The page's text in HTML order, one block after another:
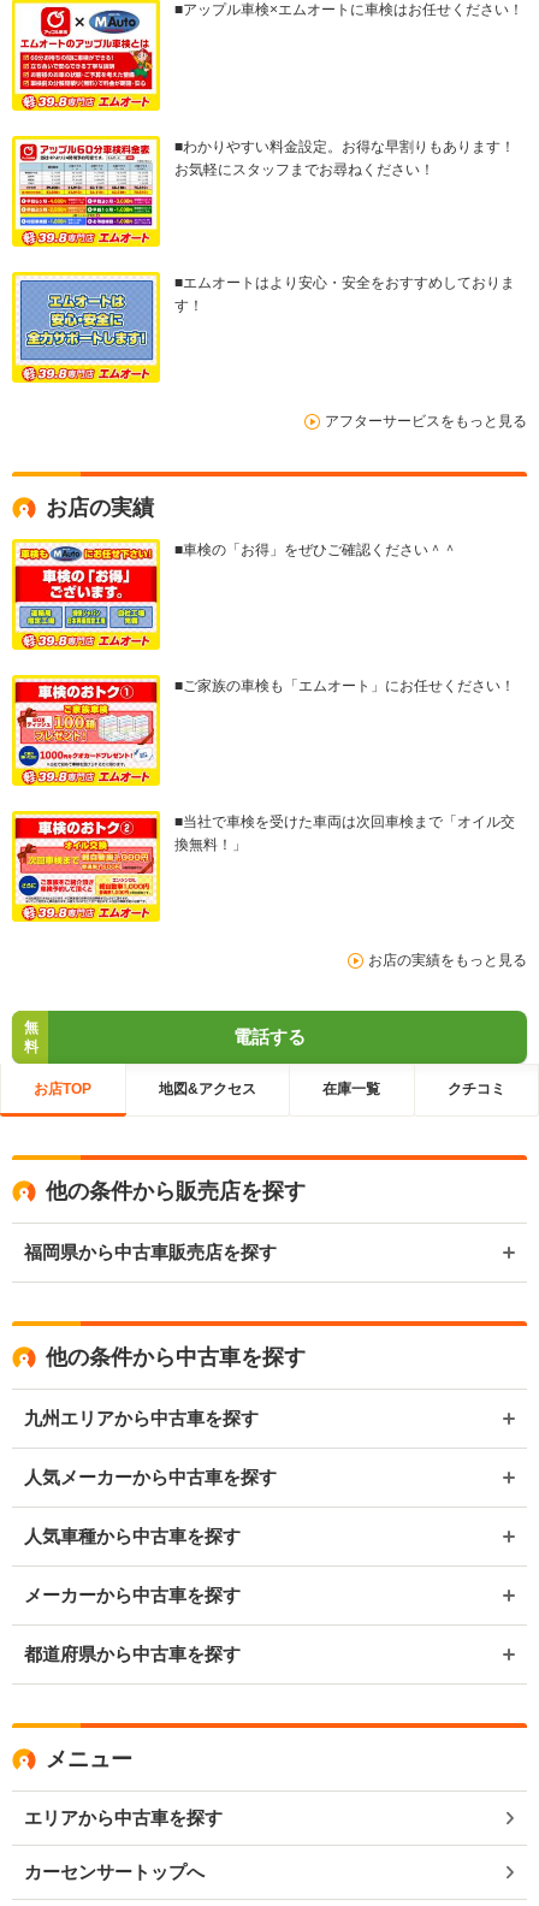
■アップル車検×エムオートに車検はお任せください！
■わかりやすい料金設定。お得な早割りもあります！
お気軽にスタッフまでお尋ねください！
■エムオートはより安心・安全をおすすめしておりま
す！
アフターサービスをもっと見る
お店の実績
■車検の「お得」をぜひご確認ください＾＾
■ご家族の車検も「エムオート」にお任せください！
■当社で車検を受けた車両は次回車検まで「オイル交
換無料！」
お店の実績をもっと見る
無
料
電話する
お店TOP 地図&アクセス 在庫一覧 クチコミ
他の条件から販売店を探す
福岡県から中古車販売店を探す
他の条件から中古車を探す
九州エリアから中古車を探す
人気メーカーから中古車を探す
人気車種から中古車を探す
メーカーから中古車を探す
都道府県から中古車を探す
メニュー
エリアから中古車を探す
カーセンサートップへ